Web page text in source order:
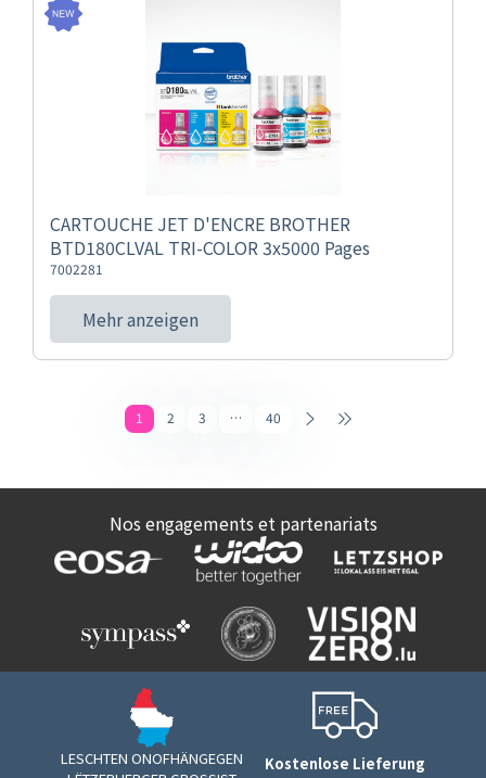
CARTOUCHE JET D'ENCRE BROTHER
BTD180CLVAL TRI-COLOR 3x5000 Pages
7002281
Mehr anzeigen
1 2 3 … 40
Nos engagements et partenariats
LESCHTEN ONOFHÄNGEGEN
Kostenlose Lieferung